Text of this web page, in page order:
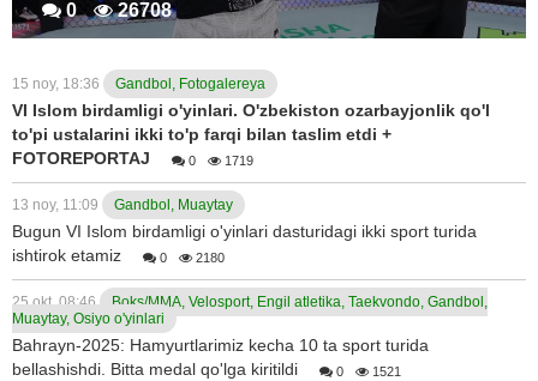
0 26708
15 noy, 18:36 Gandbol, Fotogalereya
VI Islom birdamligi o'yinlari. O'zbekiston ozarbayjonlik qo'l
to'pi ustalarini ikki to'p farqi bilan taslim etdi +
FOTOREPORTAJ
0 1719
13 noy, 11:09 Gandbol, Muaytay
Bugun VI Islom birdamligi o'yinlari dasturidagi ikki sport turida
ishtirok etamiz
0 2180
25 okt, 08:46
Boks/MMA, Velosport, Engil atletika, Taekvondo, Gandbol,
Muaytay, Osiyo o'yinlari
Bahrayn-2025: Hamyurtlarimiz kecha 10 ta sport turida
bellashishdi. Bitta medal qo'lga kiritildi
0 1521